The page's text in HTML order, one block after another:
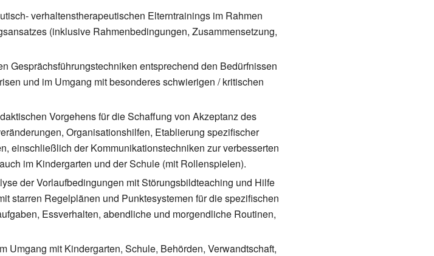
verhaltenstherapeutischen Elterntrainings im Rahmen
(inklusive Rahmenbedingungen, Zusammensetzung,
Gesprächsführungstechniken entsprechend den Bedürfnissen
und im Umgang mit besonderes schwierigen / kritischen
Vorgehens für die Schaffung von Akzeptanz des
Organisationshilfen, Etablierung spezifischer
einschließlich der Kommunikationstechniken zur verbesserten
im Kindergarten und der Schule (mit Rollenspielen).
der Vorlaufbedingungen mit Störungsbildteaching und Hilfe
starren Regelplänen und Punktesystemen für die spezifischen
Essverhalten, abendliche und morgendliche Routinen,
Umgang mit Kindergarten, Schule, Behörden, Verwandtschaft,